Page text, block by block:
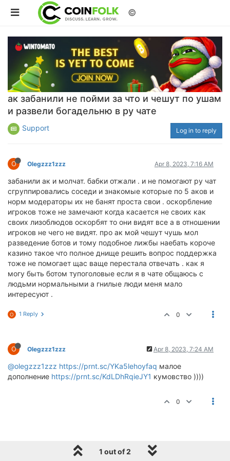
©
ак забанили не пойми за что и чешут по ушам
и развели богадельню в ру чате
Support Log in to reply
O Olegzzz1zzz Apr 8, 2023, 7:16 AM
забанили ак и молчат. бабки отжали . и не помогают ру чат
сгруппировались соседи и знакомые которые по 5 аков и
норм модераторы их не банят проста свои . оскорбление
игроков тоже не замечают когда касается не своих как
своих лизоблюдов оскорбят то они видят все а в отношении
игроков не чего не видят. про ак мой чешут чушь мол
разведение ботов и тому подобное лижбы наебать короче
казино такое что полное днище решить вопрос поддержка
тоже не помогает щас ваще перестала отвечать . как я
могу быть ботом тупоголовые если я в чате общаюсь с
людьми нормальными а гнилые люди меня мало
интересуют .
O 1 Reply 0
O Olegzzz1zzz Apr 8, 2023, 7:24 AM
@olegzzz1zzz https://prnt.sc/YKa5lehoyfaq малое
дополнение https://prnt.sc/KdLDhRqieJY1 кумовство ))))
0
1 out of 2